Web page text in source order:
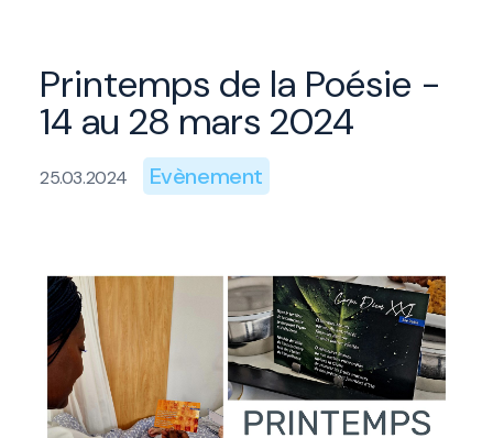
Printemps de la Poésie -
14 au 28 mars 2024
25.03.2024 Evènement